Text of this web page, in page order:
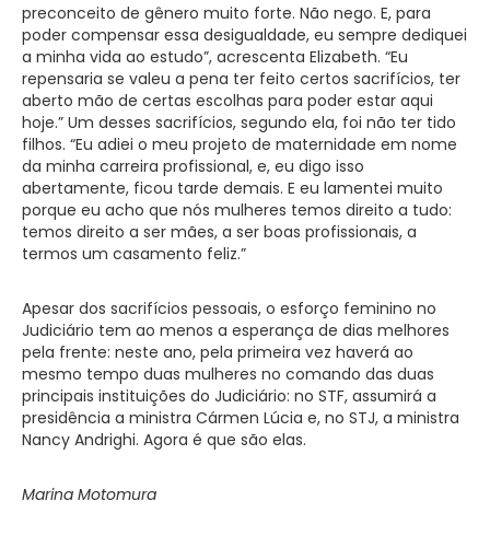
preconceito de gênero muito forte. Não nego. E, para
poder compensar essa desigualdade, eu sempre dediquei
a minha vida ao estudo”, acrescenta Elizabeth. “Eu
repensaria se valeu a pena ter feito certos sacrifícios, ter
aberto mão de certas escolhas para poder estar aqui
hoje.” Um desses sacrifícios, segundo ela, foi não ter tido
filhos. “Eu adiei o meu projeto de maternidade em nome
da minha carreira profissional, e, eu digo isso
abertamente, ficou tarde demais. E eu lamentei muito
porque eu acho que nós mulheres temos direito a tudo:
temos direito a ser mães, a ser boas profissionais, a
termos um casamento feliz.”
Apesar dos sacrifícios pessoais, o esforço feminino no
Judiciário tem ao menos a esperança de dias melhores
pela frente: neste ano, pela primeira vez haverá ao
mesmo tempo duas mulheres no comando das duas
principais instituições do Judiciário: no STF, assumirá a
presidência a ministra Cármen Lúcia e, no STJ, a ministra
Nancy Andrighi. Agora é que são elas.
Marina Motomura